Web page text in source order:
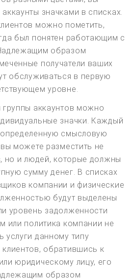
значками в списках.
можно пометить,
был понятен работающим с
образом
получатели ваших
обслуживаться в первую
уровне.
аккаунтов можно
значки. Каждый
смысловую
можете разместить не
но и людей, которые должны
сумму денег. В списках
компании и физические
будут выделены
уровень задолженности
или политика компании не
услуги данному типу
обратившись к
юридическому лицу, его
образом